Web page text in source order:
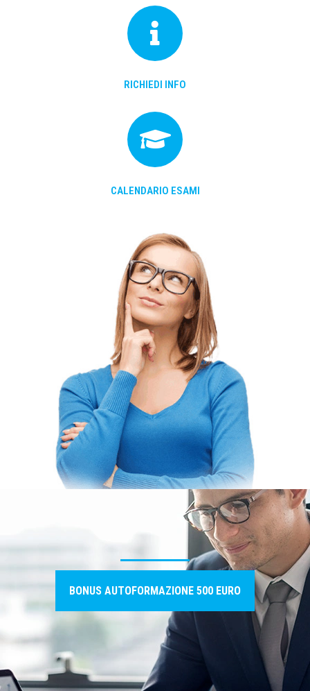
RICHIEDI INFO
CALENDARIO ESAMI
BONUS AUTOFORMAZIONE 500 EURO